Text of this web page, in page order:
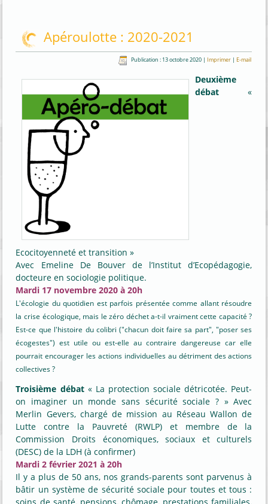
Apéroulotte : 2020-2021
Publication : 13 octobre 2020 |Imprimer |E-mail
Deuxième
débat «
Ecocitoyenneté et transition »
Avec Emeline De Bouver de l’Institut d’Ecopédagogie,
docteure en sociologie politique.
Mardi 17 novembre 2020 à 20h
L'écologie du quotidien est parfois présentée comme allant résoudre
la crise écologique, mais le zéro déchet a-t-il vraiment cette capacité ?
Est-ce que l'histoire du colibri ("chacun doit faire sa part", "poser ses
écogestes") est utile ou est-elle au contraire dangereuse car elle
pourrait encourager les actions individuelles au détriment des actions
collectives ?
Troisième débat« La protection sociale détricotée. Peut-
on imaginer un monde sans sécurité sociale ? » Avec
Merlin Gevers, chargé de mission au Réseau Wallon de
Lutte contre la Pauvreté (RWLP) et membre de la
Commission Droits économiques, sociaux et culturels
(DESC) de la LDH (à confirmer)
Mardi 2 février 2021 à 20h
Il y a plus de 50 ans, nos grands-parents sont parvenus à
bâtir un système de sécurité sociale pour toutes et tous :